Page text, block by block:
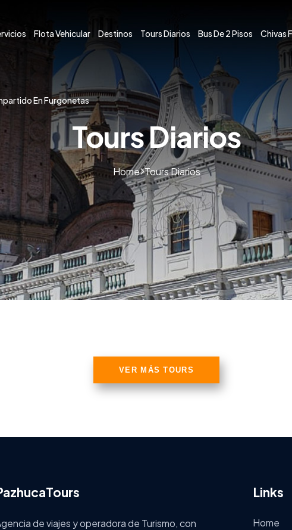
Flota Vehicular Destinos Tours Diarios Bus De 2 Pisos Chivas
En Furgonetas
Tours Diarios
Home Tours Diarios
VER MÁS TOURS
de viajes y operadora de Turismo, con
Links
Home